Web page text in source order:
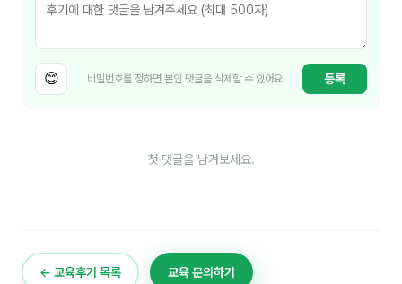
윤석현
은종성
임아라
😊 비밀번호를 정하면 본인 댓글을 삭제할 수 있어요 등록
첫 댓글을 남겨보세요.
← 교육후기 목록 교육 문의하기